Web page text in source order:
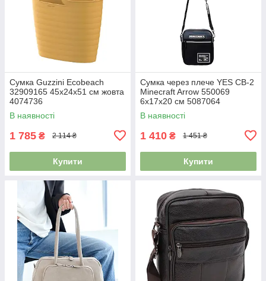
Сумка Guzzini Ecobeach
32909165 45x24x51 см жовта
4074736
В наявності
1 785 ₴ 2 114 ₴
Купити
Сумка через плече YES CB-2
Minecraft Arrow 550069
6х17х20 см 5087064
В наявності
1 410 ₴ 1 451 ₴
Купити